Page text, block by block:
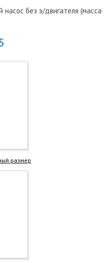
без э/двигателя (масса
размер